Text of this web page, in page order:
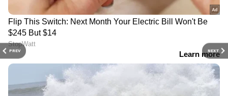
PREV NEXT